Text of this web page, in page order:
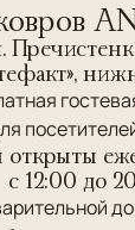
c 12:00 до